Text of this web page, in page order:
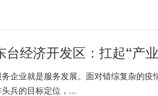
台经济开发区：扛起“产
务企业就是服务发展。面对错综复杂的
兵的目标定位，...